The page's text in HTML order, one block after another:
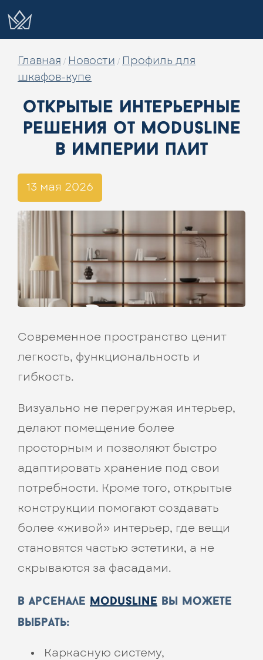
Главная / Новости /
Профиль для
шкафов-купе
открытые интерьерные
решения от modusline
в империи плит
13 мая 2026
Современное пространство ценит
легкость, функциональность и
гибкость.
Визуально не перегружая интерьер,
делают помещение более
просторным и позволяют быстро
адаптировать хранение под свои
потребности. Кроме того, открытые
конструкции помогают создавать
более «живой» интерьер, где вещи
становятся частью эстетики, а не
скрываются за фасадами.
в арсенале modusline вы можете
выбрать:
Каркасную систему,